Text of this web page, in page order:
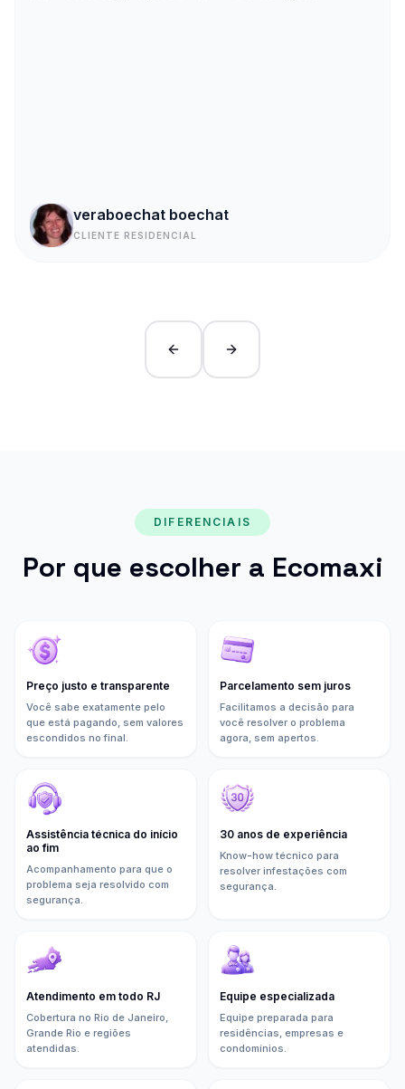
veraboechat boechat
CLIENTE RESIDENCIAL
Previous slideNext slide
DIFERENCIAIS
Por que escolher a Ecomaxi
Preço justo e transparente
Você sabe exatamente pelo
que está pagando, sem valores
escondidos no final.
Parcelamento sem juros
Facilitamos a decisão para
você resolver o problema
agora, sem apertos.
Assistência técnica do início
ao fim
Acompanhamento para que o
problema seja resolvido com
segurança.
30 anos de experiência
Know-how técnico para
resolver infestações com
segurança.
Atendimento em todo RJ
Cobertura no Rio de Janeiro,
Grande Rio e regiões
atendidas.
Equipe especializada
Equipe preparada para
residências, empresas e
condomínios.